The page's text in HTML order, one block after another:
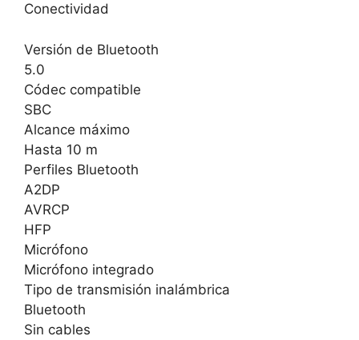
Conectividad
Versión de Bluetooth
5.0
Códec compatible
SBC
Alcance máximo
Hasta 10 m
Perfiles Bluetooth
A2DP
AVRCP
HFP
Micrófono
Micrófono integrado
Tipo de transmisión inalámbrica
Bluetooth
Sin cables